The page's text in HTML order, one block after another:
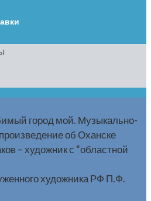
город мой. Музыкально-
об Оханске
– художник с “областной
художника РФ П.Ф.